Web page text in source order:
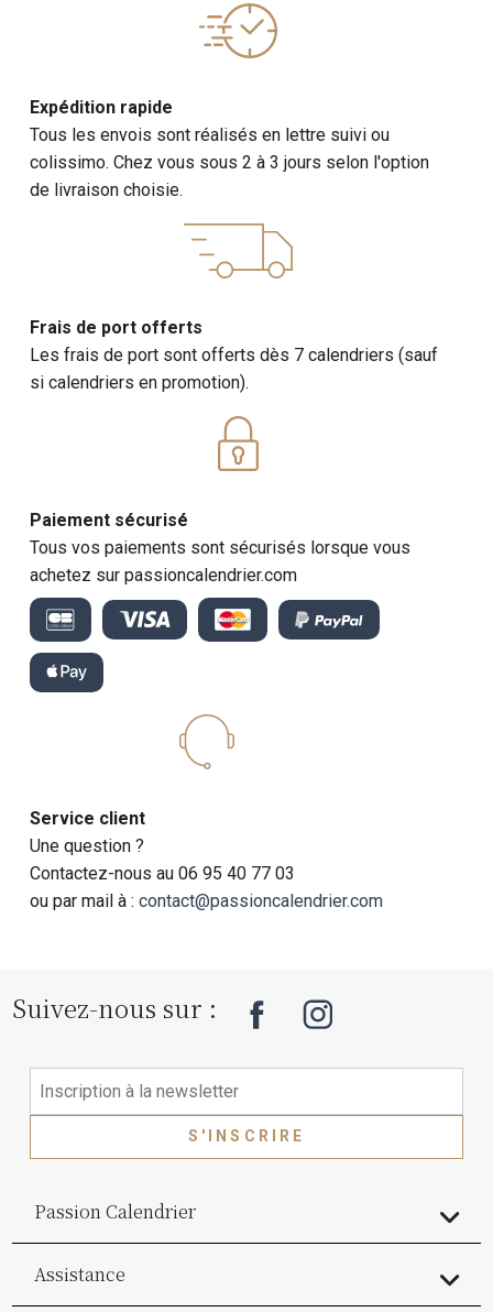
Expédition rapide
Tous les envois sont réalisés en lettre suivi ou
colissimo. Chez vous sous 2 à 3 jours selon l'option
de livraison choisie.
Frais de port offerts
Les frais de port sont offerts dès 7 calendriers (sauf
si calendriers en promotion).
Paiement sécurisé
Tous vos paiements sont sécurisés lorsque vous
achetez sur passioncalendrier.com
Service client
Une question ?
Contactez-nous au 06 95 40 77 03
ou par mail à :contact@passioncalendrier.com
Suivez-nous sur :
S'INSCRIRE
Passion Calendrier
Assistance